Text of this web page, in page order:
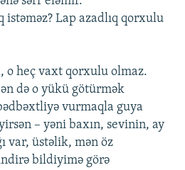
istəməz? Lap azadlıq qorxulu
o heç vaxt qorxulu olmaz.
də o yükü götürmək
vurmaqla guya
– yəni baxın, sevinin, ay
var, üstəlik, mən öz
bildiyimə görə